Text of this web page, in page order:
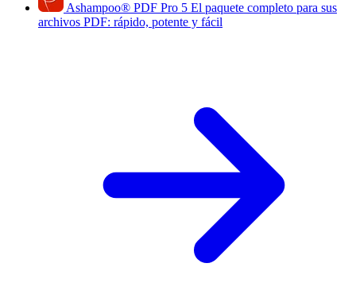
Ashampoo® PDF Pro 5 El paquete completo para sus
archivos PDF: rápido, potente y fácil